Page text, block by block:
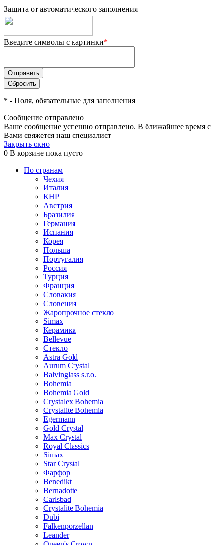
Защита от автоматического заполнения
Введите символы с картинки*
* - Поля, обязательные для заполнения
Сообщение отправлено
Ваше сообщение успешно отправлено. В ближайшее время с
Вами свяжется наш специалист
Закрыть окно
0 В корзине пока пусто
По странам
Чехия
Италия
КНР
Австрия
Бразилия
Германия
Испания
Корея
Польша
Португалия
Россия
Турция
Франция
Словакия
Словения
Жаропрочное стекло
Simax
Керамика
Bellevue
Стекло
Astra Gold
Aurum Crystal
Balvinglass s.r.o.
Bohemia
Bohemia Gold
Crystalex Bohemia
Crystalite Bohemia
Egermann
Gold Crystal
Max Crystal
Royal Classics
Simax
Star Crystal
Фарфор
Benedikt
Bernadotte
Carlsbad
Crystalite Bohemia
Dubi
Falkenporzellan
Leander